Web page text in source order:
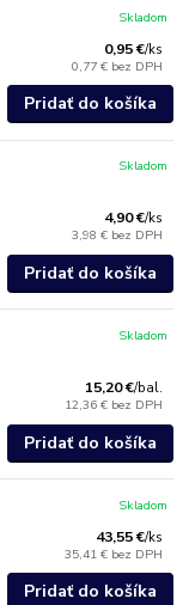
0,95 €/ks
0,77 € bez DPH
Skladom
Pridať do košíka
4,90 €/ks
3,98 € bez DPH
Skladom
Pridať do košíka
15,20 €/bal.
12,36 € bez DPH
Skladom
Pridať do košíka
43,55 €/ks
35,41 € bez DPH
Skladom
Pridať do košíka